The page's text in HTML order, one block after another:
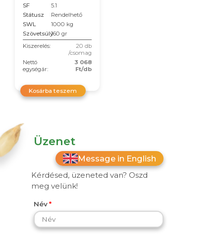
SF
5.1
Státusz
Rendelhető
SWL
1000 kg
Szövetsúly160 gr
Kiszerelés:
20 db
/csomag
Nettó
egységár:
3 068
Ft/db
Kosárba teszem
Üzenet
Message in English
Kérdésed, üzeneted van? Oszd
meg velünk!
Név